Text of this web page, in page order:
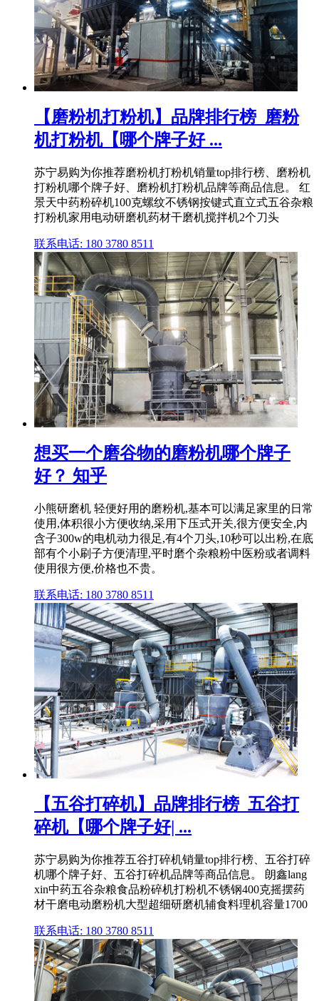
【磨粉机打粉机】品牌排行榜_磨粉
机打粉机【哪个牌子好 ...
苏宁易购为你推荐磨粉机打粉机销量top排行榜、磨粉机
打粉机哪个牌子好、磨粉机打粉机品牌等商品信息。 红
景天中药粉碎机100克螺纹不锈钢按键式直立式五谷杂粮
打粉机家用电动研磨机药材干磨机搅拌机2个刀头
联系电话: 180 3780 8511
想买一个磨谷物的磨粉机哪个牌子
好？ 知乎
小熊研磨机 轻便好用的磨粉机,基本可以满足家里的日常
使用,体积很小方便收纳,采用下压式开关,很方便安全,内
含子300w的电机动力很足,有4个刀头,10秒可以出粉,在底
部有个小刷子方便清理,平时磨个杂粮粉中医粉或者调料
使用很方便,价格也不贵。
联系电话: 180 3780 8511
【五谷打碎机】品牌排行榜_五谷打
碎机【哪个牌子好| ...
苏宁易购为你推荐五谷打碎机销量top排行榜、五谷打碎
机哪个牌子好、五谷打碎机品牌等商品信息。 朗鑫lang
xin中药五谷杂粮食品粉碎机打粉机不锈钢400克摇摆药
材干磨电动磨粉机大型超细研磨机辅食料理机容量1700
联系电话: 180 3780 8511